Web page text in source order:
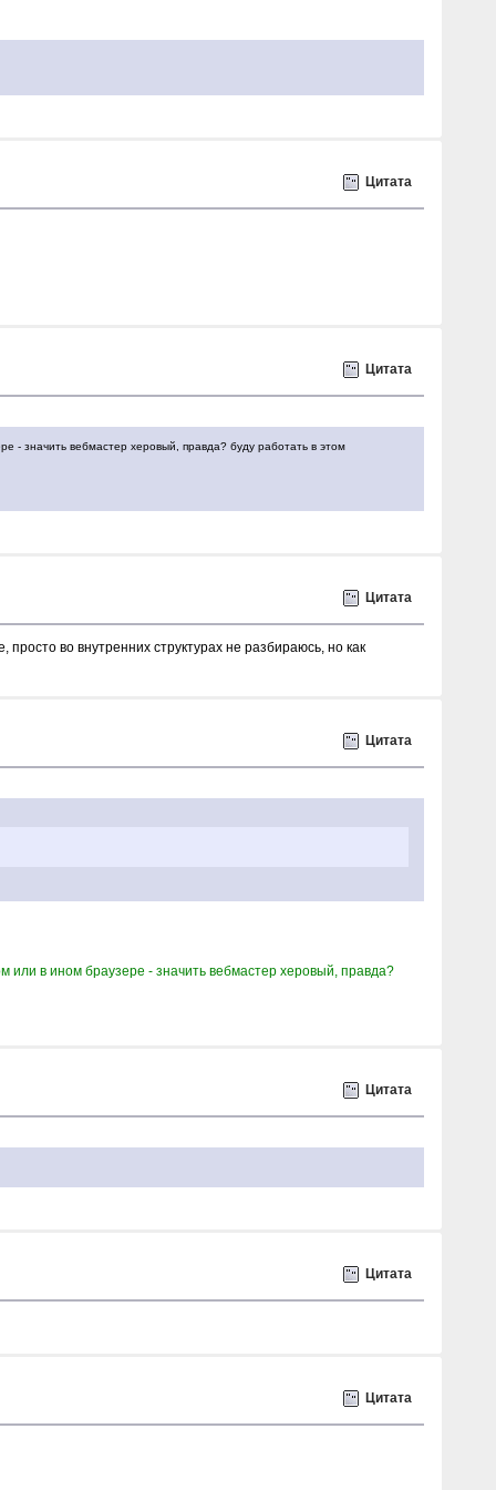
Цитата
Цитата
- значить вебмастер херовый, правда? буду работать в этом
Цитата
во внутренних структурах не разбираюсь, но как
Цитата
или в ином браузере - значить вебмастер херовый, правда?
Цитата
Цитата
Цитата